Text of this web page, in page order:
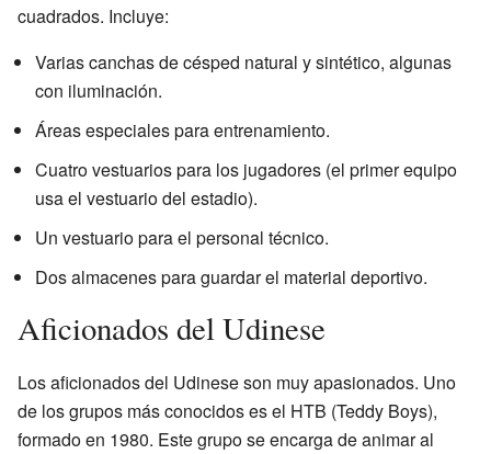
cuadrados. Incluye:
Varias canchas de césped natural y sintético, algunas
con iluminación.
Áreas especiales para entrenamiento.
Cuatro vestuarios para los jugadores (el primer equipo
usa el vestuario del estadio).
Un vestuario para el personal técnico.
Dos almacenes para guardar el material deportivo.
Aficionados del Udinese
Los aficionados del Udinese son muy apasionados. Uno
de los grupos más conocidos es el HTB (Teddy Boys),
formado en 1980. Este grupo se encarga de animar al